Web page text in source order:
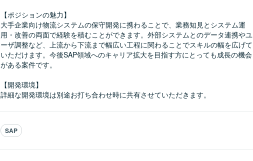
【ポジションの魅力】
大手企業向け物流システムの保守開発に携わることで、業務知見とシステム運
用・改善の両面で経験を積むことができます。外部システムとのデータ連携やユ
ーザ調整など、上流から下流まで幅広い工程に関わることでスキルの幅を広げて
いただけます。今後SAP領域へのキャリア拡大を目指す方にとっても成長の機会
がある案件です。
【開発環境】
詳細な開発環境は別途お打ち合わせ時に共有させていただきます。
SAP